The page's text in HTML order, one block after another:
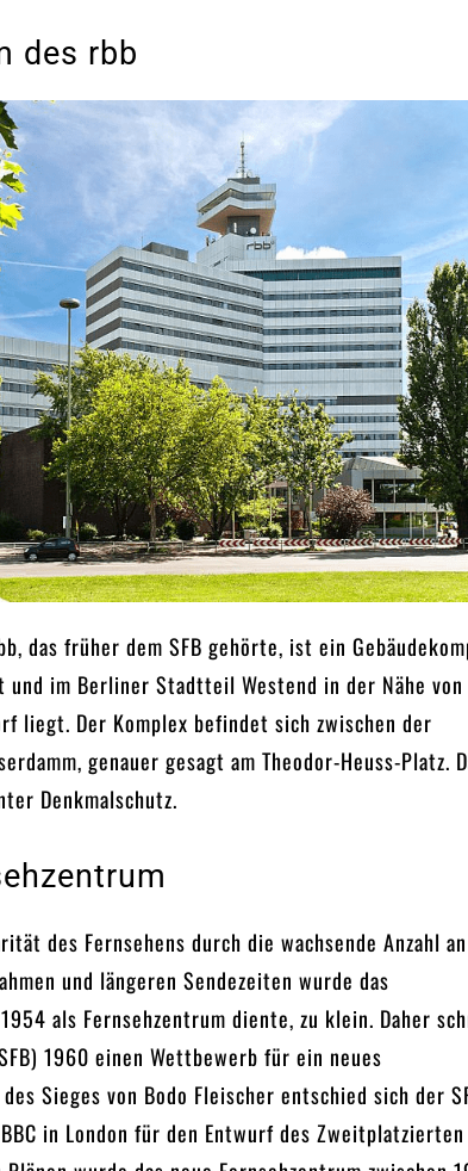
des rbb
das früher dem SFB gehörte, ist ein
und im Berliner Stadtteil Westend in der Nähe von
liegt. Der Komplex befindet sich zwischen der
genauer gesagt am Theodor-Heuss-Platz.
Denkmalschutz.
des Fernsehens durch die wachsende Anzahl an
und längeren Sendezeiten wurde das
als Fernsehzentrum diente, zu klein. Daher
1960 einen Wettbewerb für ein neues
Sieges von Bodo Fleischer entschied sich der
in London für den Entwurf des Zweitplatzierten